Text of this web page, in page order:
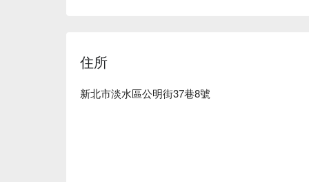
人均消費：均消 TWD 650，假日低消 TWD 250
貼心服務：親子友善
住所
新北市淡水區公明街37巷8號